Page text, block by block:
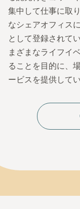
集中して仕事に取
なシェアオフィス
として登録されて
まざまなライフイ
ることを目的に、
ービスを提供してい